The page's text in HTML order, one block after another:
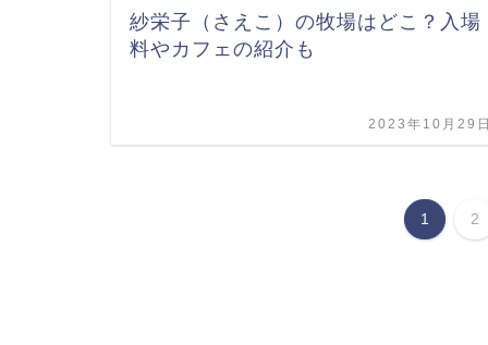
紗栄子（さえこ）の牧場はどこ？入場
料やカフェの紹介も
2023年10月29日
1 2